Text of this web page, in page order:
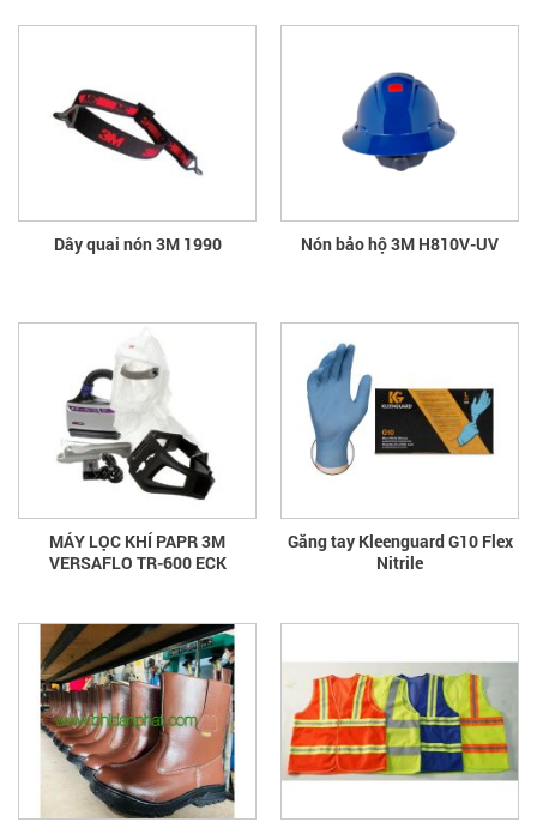
Dây quai nón 3M 1990 Nón bảo hộ 3M H810V-UV
MÁY LỌC KHÍ PAPR 3M
VERSAFLO TR-600 ECK
Găng tay Kleenguard G10 Flex
Nitrile